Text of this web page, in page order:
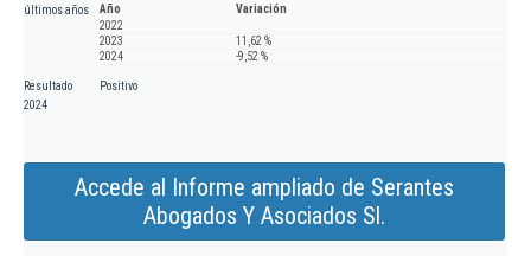
últimos años
Año
Variación
2022
2023
11,62 %
2024
-9,52 %
Resultado
2024
Positivo
Accede al Informe ampliado de Serantes
Abogados Y Asociados Sl.